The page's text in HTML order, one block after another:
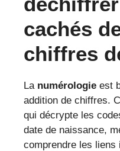
cachés
chiffres
La numérologie est
addition de chiffres.
qui décrypte les
date de naissance,
comprendre les